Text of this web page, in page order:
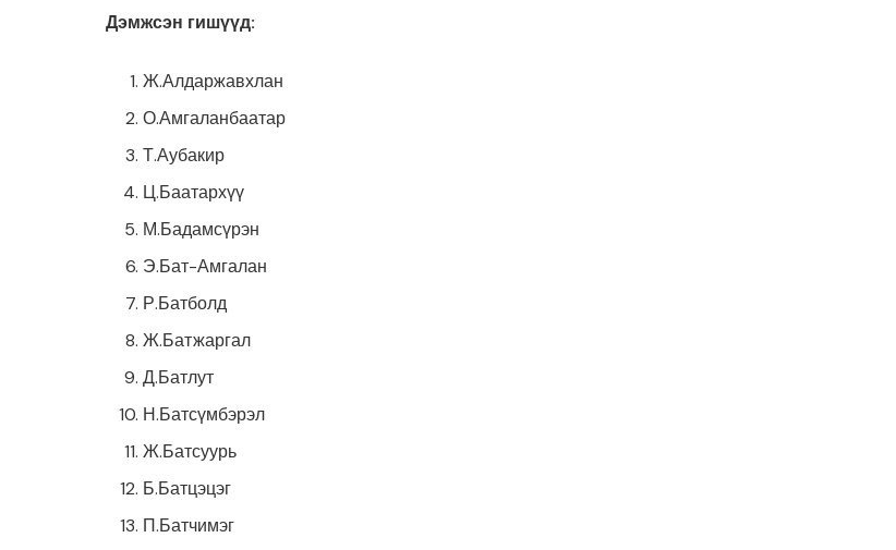
Дэмжсэн гишүүд:
Ж.Алдаржавхлан
О.Амгаланбаатар
Т.Аубакир
Ц.Баатархүү
М.Бадамсүрэн
Э.Бат-Амгалан
Р.Батболд
Ж.Батжаргал
Д.Батлут
Н.Батсүмбэрэл
Ж.Батсуурь
Б.Батцэцэг
П.Батчимэг